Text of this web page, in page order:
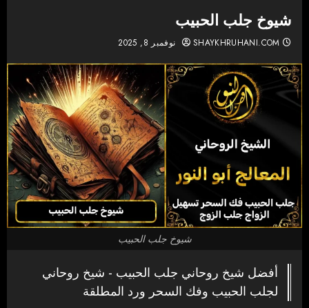
شيوخ جلب الحبيب
SHAYKHRUHANI.COM نوفمبر 8, 2025
شيوخ جلب الحبيب
أفضل شيخ روحاني جلب الحبيب - شيخ روحاني
لجلب الحبيب وفك السحر ورد المطلقة